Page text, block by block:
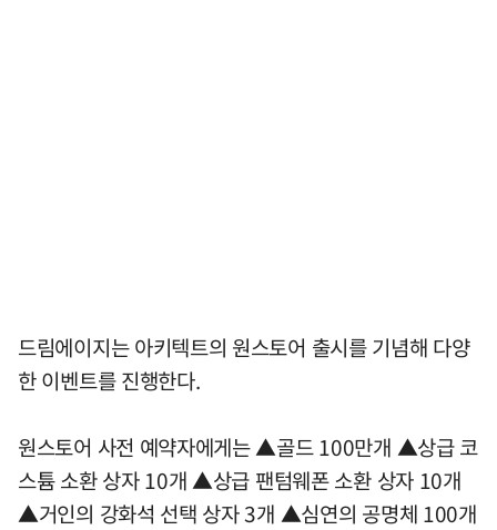
드림에이지는 아키텍트의 원스토어 출시를 기념해 다양
한 이벤트를 진행한다.
원스토어 사전 예약자에게는 ▲골드 100만개 ▲상급 코
스튬 소환 상자 10개 ▲상급 팬텀웨폰 소환 상자 10개
▲거인의 강화석 선택 상자 3개 ▲심연의 공명체 100개